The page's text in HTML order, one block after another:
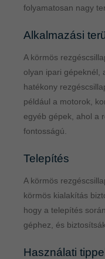
folyamatosan nagy
Alkalmazási
A körmös
olyan ipari gépeknél,
hatékony
például a motorok,
egyéb gépek, ahol a
fontosságú.
Telepítés
A körmös
körmös kialakítás
hogy a telepítés
géphez, és
Használati